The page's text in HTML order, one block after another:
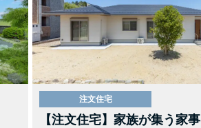
注文住宅
【注文住宅】家族が集う家事